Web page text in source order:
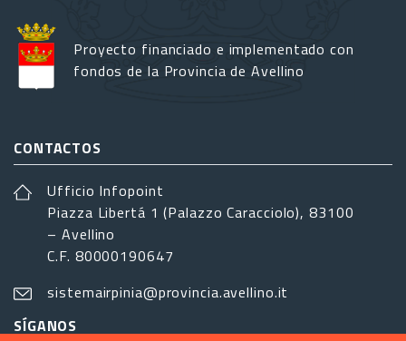
Proyecto financiado e implementado con
fondos de la Provincia de Avellino
CONTACTOS
Ufficio Infopoint
Piazza Libertá 1 (Palazzo Caracciolo), 83100
– Avellino
C.F. 80000190647
sistemairpinia@provincia.avellino.it
SÍGANOS